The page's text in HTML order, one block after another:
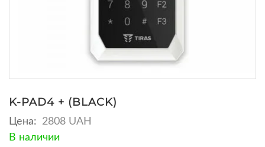
K-PAD4 + (BLACK)
Цена:
2808 UAH
В наличии